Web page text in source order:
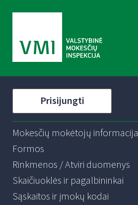
Prisijungti
Mokesčių mokėtojų informacija
Formos
Rinkmenos / Atviri duomenys
Skaičiuoklės ir pagalbininkai
Sąskaitos ir įmokų kodai